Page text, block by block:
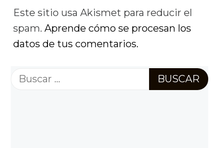
Este sitio usa Akismet para reducir el
spam. Aprende cómo se procesan los
datos de tus comentarios.
Buscar: